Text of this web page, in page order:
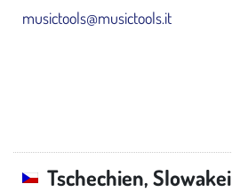
musictools@musictools.it
Tschechien, Slowakei